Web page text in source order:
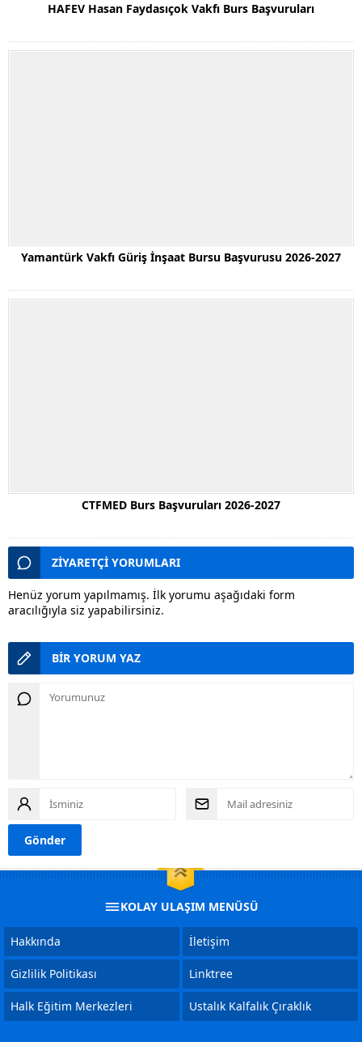
HAFEV Hasan Faydasıçok Vakfı Burs Başvuruları
Yamantürk Vakfı Güriş İnşaat Bursu Başvurusu 2026-2027
CTFMED Burs Başvuruları 2026-2027
ZİYARETÇİ YORUMLARI
Henüz yorum yapılmamış. İlk yorumu aşağıdaki form
aracılığıyla siz yapabilirsiniz.
BİR YORUM YAZ
KOLAY ULAŞIM MENÜSÜ
Hakkında İletişim
Gizlilik Politikası Linktree
Halk Eğitim Merkezleri Ustalık Kalfalık Çıraklık